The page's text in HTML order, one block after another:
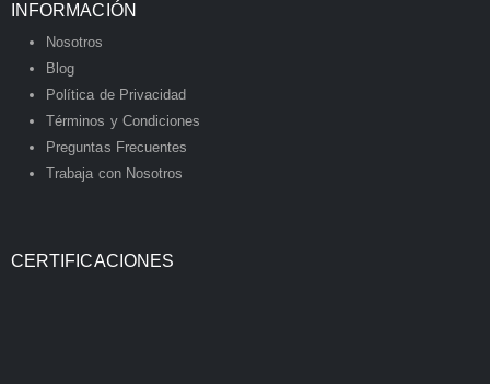
INFORMACIÓN
Nosotros
Blog
Política de Privacidad
Términos y Condiciones
Preguntas Frecuentes
Trabaja con Nosotros
CERTIFICACIONES